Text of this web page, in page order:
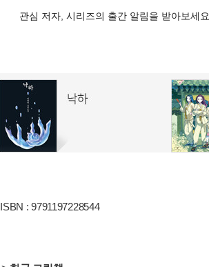
관심 저자, 시리즈의 출간 알림을 받아보세요
ISBN : 9791197228544